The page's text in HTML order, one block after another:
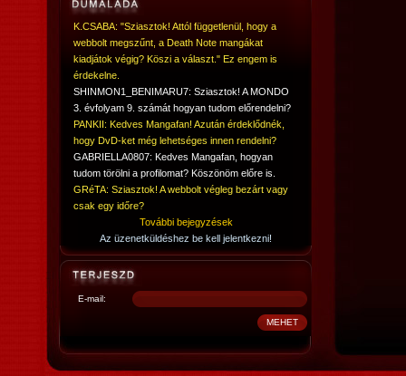
K.CSABA: "Sziasztok! Attól függetlenül, hogy a
webbolt megszűnt, a Death Note mangákat
kiadjátok végig? Köszi a választ." Ez engem is
érdekelne.
SHINMON1_BENIMARU7: Sziasztok! A MONDO
3. évfolyam 9. számát hogyan tudom előrendelni?
PANKII: Kedves Mangafan! Azután érdeklődnék,
hogy DvD-ket még lehetséges innen rendelni?
GABRIELLA0807: Kedves Mangafan, hogyan
tudom törölni a profilomat? Köszönöm előre is.
GRéTA: Sziasztok! A webbolt végleg bezárt vagy
csak egy időre?
További bejegyzések
Az üzenetküldéshez be kell jelentkezni!
E-mail: